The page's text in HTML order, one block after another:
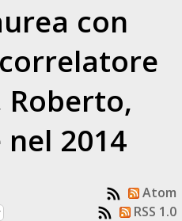
con
Roberto,
nel 2014
Atom
RSS 1.0